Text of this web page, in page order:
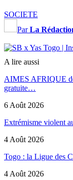
SOCIETE
ParLa
A lire aussi
AIMES AFRIQUE
gratuite…
6 Août 2026
Extrémisme violent
4 Août 2026
Togo : la Ligue des
4 Août 2026